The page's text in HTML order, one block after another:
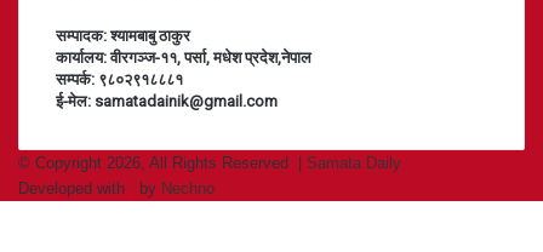
सम्पादक: श्यामबाबु ठाकुर
कार्यालय: वीरगञ्ज-११, पर्सा, मधेश प्रदेश,नेपाल
सम्पर्क: ९८०२९१८८८१
ई-मेल: samatadainik@gmail.com
© Copyright 2026, All Rights Reserved | Samata Daily
Developed with
by Nechno